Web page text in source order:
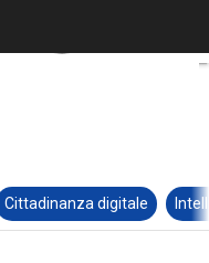
Cittadinanza digitale